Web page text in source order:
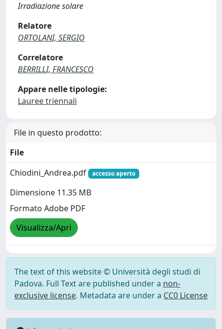
Irradiazione solare
Relatore
ORTOLANI, SERGIO
Correlatore
BERRILLI, FRANCESCO
Appare nelle tipologie:
Lauree triennali
File in questo prodotto:
File
Chiodini_Andrea.pdf
accesso aperto
Dimensione 11.35 MB
Formato Adobe PDF
Visualizza/Apri
The text of this website © Università degli studi di
Padova. Full Text are published under a non-
exclusive license. Metadata are under a CC0 License